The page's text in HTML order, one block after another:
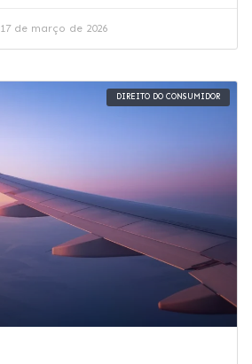
17 de março de 2026
DIREITO DO CONSUMIDOR